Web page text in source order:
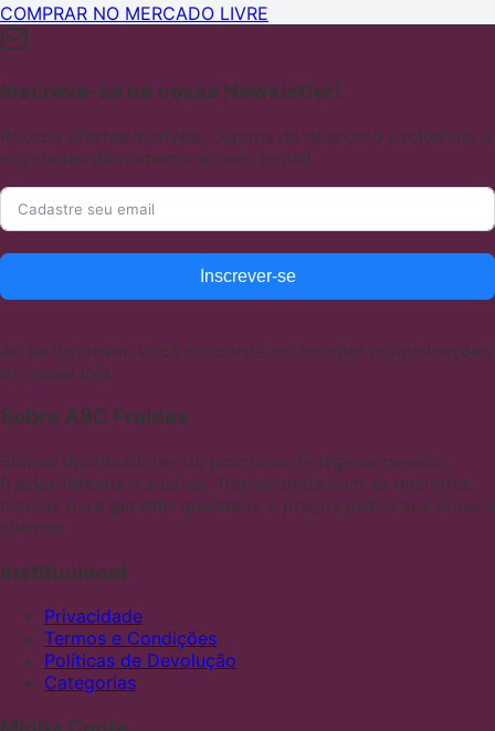
COMPRAR NO MERCADO LIVRE
Inscreva-se na nossa Newsletter!
Receba ofertas incríveis, cupons de desconto exclusivos e
novidades diretamente no seu e-mail.
Inscrever-se
Ao se inscrever, você concorda em receber comunicações
de nossa loja.
Sobre ABC Fraldas
Somos distribuidores de produtos de higiene pessoal,
fraldas infantis e adultas. Trabalhamos com as melhores
marcas para garantir qualidade e preços justos aos nossos
clientes
Institucional
Privacidade
Termos e Condições
Políticas de Devolução
Categorias